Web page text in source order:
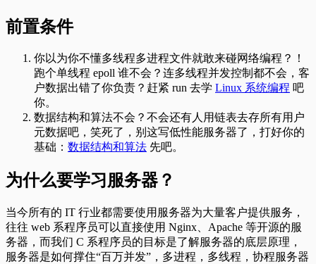
前置条件
你以为你不懂多线程多进程文件就敢来碰网络编程？！
跑个单线程 epoll 谁不会？连多线程并发控制都不会，客
户数据出错了你负责？赶紧 run 去学 Linux 系统编程 吧
你。
数据结构和算法不会？不会还有人用链表去存所有用户
元数据吧，笑死了，别这写低性能服务器了，打好你的
基础： 数据结构和算法 先吧。
为什么要学习服务器？
当今所有的 IT 行业都需要使用服务器为大量客户提供服务，
往往 web 系程序员可以直接使用 Nginx、Apache 等开源的服
务器，而我们 C 系程序员的目标是了解服务器的底层原理，
服务器是如何撑住“百万并发”，多进程，多线程，协程服务器